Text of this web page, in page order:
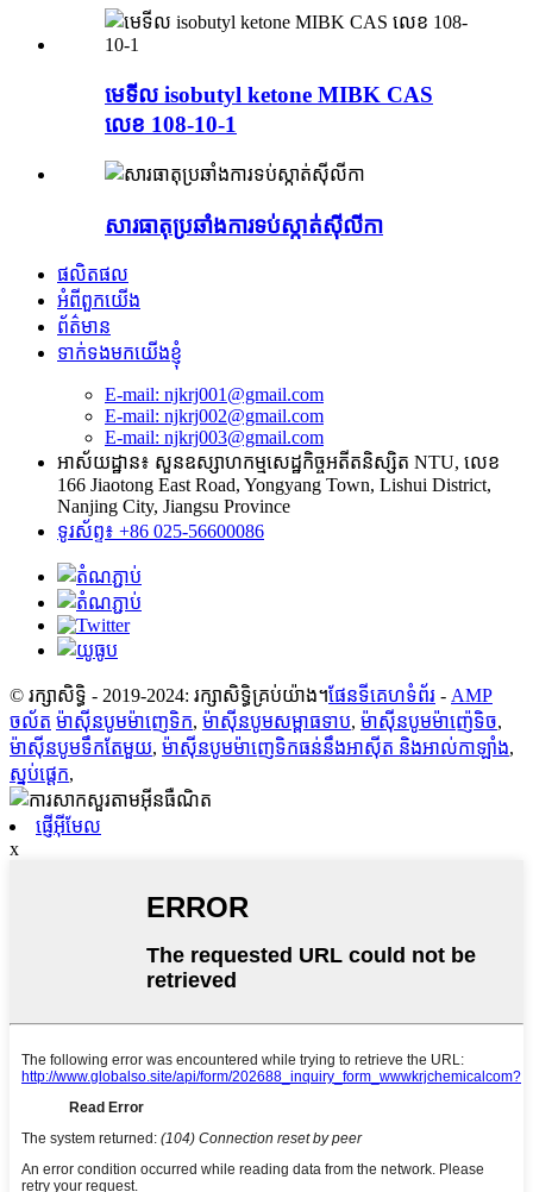
មេទីល isobutyl ketone MIBK CAS
លេខ 108-10-1
សារធាតុប្រឆាំងការទប់ស្កាត់ស៊ីលីកា
ផលិតផល
អំពីពួកយើង
ព័ត៌មាន
ទាក់ទងមកយើងខ្ញុំ
E-mail: njkrj001@gmail.com
E-mail: njkrj002@gmail.com
E-mail: njkrj003@gmail.com
អាស័យដ្ឋាន៖ សួនឧស្សាហកម្មសេដ្ឋកិច្ចអតីតនិស្សិត NTU, លេខ
166 Jiaotong East Road, Yongyang Town, Lishui District,
Nanjing City, Jiangsu Province
ទូរស័ព្ទ៖ +86 025-56600086
© រក្សាសិទ្ធិ - 2019-2024: រក្សាសិទ្ធិគ្រប់យ៉ាង។ផែនទីគេហទំព័រ - AMP
ចល័ត ម៉ាស៊ីនបូមម៉ាញេទិក, ម៉ាស៊ីនបូមសម្ពាធទាប, ម៉ាស៊ីនបូមម៉ាញ៉េទិច,
ម៉ាស៊ីនបូមទឹកតែមួយ, ម៉ាស៊ីនបូមម៉ាញេទិកធន់នឹងអាស៊ីត និងអាល់កាឡាំង,
ស្នប់ផ្តេក,
ផ្ញើអ៊ីមែល
x